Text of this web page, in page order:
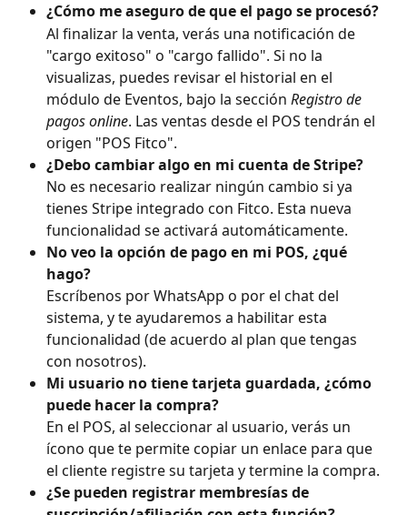
¿Cómo me aseguro de que el pago se procesó?
Al finalizar la venta, verás una notificación de
"cargo exitoso" o "cargo fallido". Si no la
visualizas, puedes revisar el historial en el
módulo de Eventos, bajo la sección Registro de
pagos online. Las ventas desde el POS tendrán el
origen "POS Fitco".
¿Debo cambiar algo en mi cuenta de Stripe?
No es necesario realizar ningún cambio si ya
tienes Stripe integrado con Fitco. Esta nueva
funcionalidad se activará automáticamente.
No veo la opción de pago en mi POS, ¿qué
hago?
Escríbenos por WhatsApp o por el chat del
sistema, y te ayudaremos a habilitar esta
funcionalidad (de acuerdo al plan que tengas
con nosotros).
Mi usuario no tiene tarjeta guardada, ¿cómo
puede hacer la compra?
En el POS, al seleccionar al usuario, verás un
ícono que te permite copiar un enlace para que
el cliente registre su tarjeta y termine la compra.
¿Se pueden registrar membresías de